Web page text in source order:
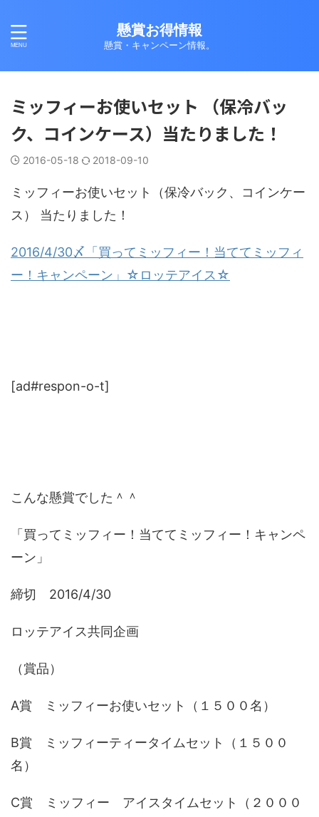
懸賞お得情報
懸賞・キャンペーン情報。
ミッフィーお使いセット （保冷バッ
ク、コインケース）当たりました！
2016-05-18 2018-09-10
ミッフィーお使いセット（保冷バック、コインケー
ス） 当たりました！
2016/4/30〆「買ってミッフィー！当ててミッフィ
ー！キャンペーン」☆ロッテアイス☆
[ad#respon-o-t]
こんな懸賞でした＾＾
「買ってミッフィー！当ててミッフィー！キャンペ
ーン」
締切 2016/4/30
ロッテアイス共同企画
（賞品）
A賞 ミッフィーお使いセット（１５００名）
B賞 ミッフィーティータイムセット（１５００
名）
C賞 ミッフィー アイスタイムセット（２０００